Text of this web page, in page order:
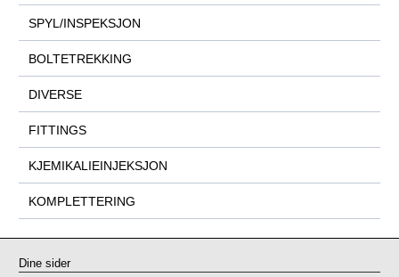
SPYL/INSPEKSJON
BOLTETREKKING
DIVERSE
FITTINGS
KJEMIKALIEINJEKSJON
KOMPLETTERING
Dine sider